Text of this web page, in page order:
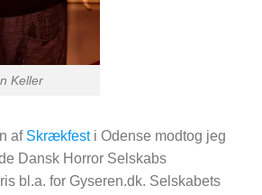
Keller
af Skrækfesti Odense modtog jeg
Dansk Horror Selskabs
bl.a. for Gyseren.dk. Selskabets